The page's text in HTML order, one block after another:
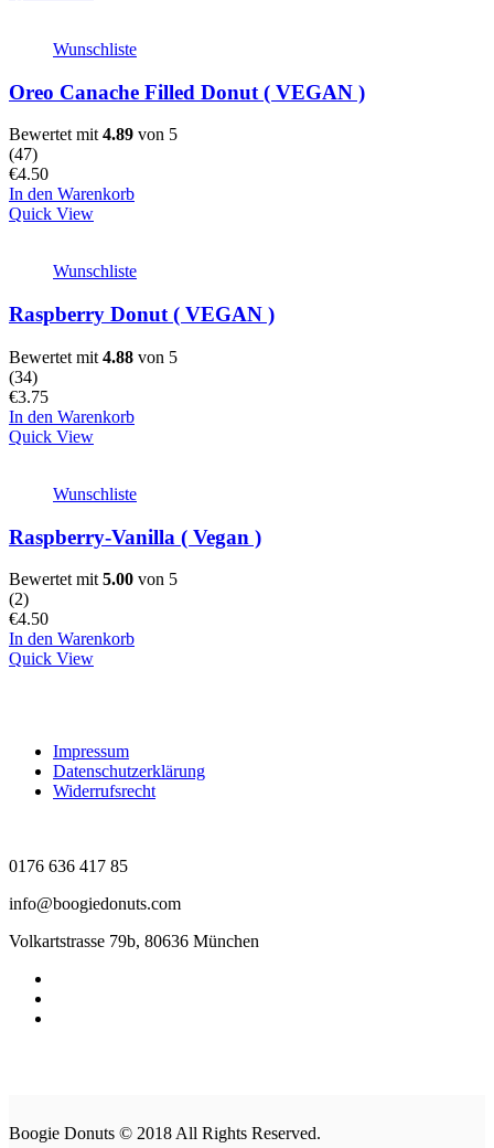
Wunschliste
Oreo Canache Filled Donut ( VEGAN )
Bewertet mit4.89 von 5
(47)
€4.50
In den Warenkorb
Quick View
Wunschliste
Raspberry Donut ( VEGAN )
Bewertet mit 4.88 von 5
(34)
€3.75
In den Warenkorb
Quick View
Wunschliste
Raspberry-Vanilla ( Vegan )
Bewertet mit 5.00 von 5
(2)
€4.50
In den Warenkorb
Quick View
Impressum
Datenschutzerklärung
Widerrufsrecht
0176 636 417 85
info@boogiedonuts.com
Volkartstrasse 79b, 80636 München
Boogie Donuts © 2018 All Rights Reserved.